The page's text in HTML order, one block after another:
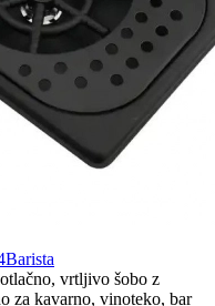
vrtljivo šobo z
za kavarno, vinoteko, bar